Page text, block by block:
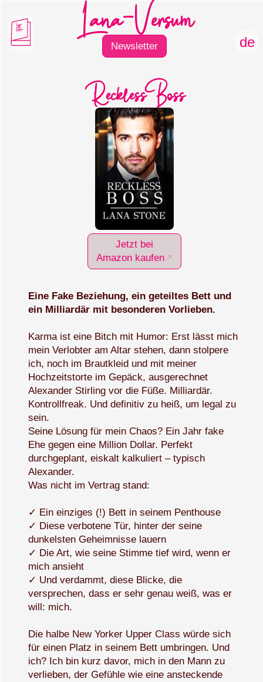
Newsletter
Reckless Boss
Jetzt bei
Amazon kaufen
Eine Fake Beziehung, ein geteiltes Bett und
ein Milliardär mit besonderen Vorlieben.
Karma ist eine Bitch mit Humor: Erst lässt mich
mein Verlobter am Altar stehen, dann stolpere
ich, noch im Brautkleid und mit meiner
Hochzeitstorte im Gepäck, ausgerechnet
Alexander Stirling vor die Füße. Milliardär.
Kontrollfreak. Und definitiv zu heiß, um legal zu
sein.
Seine Lösung für mein Chaos? Ein Jahr fake
Ehe gegen eine Million Dollar. Perfekt
durchgeplant, eiskalt kalkuliert – typisch
Alexander.
Was nicht im Vertrag stand:
✓ Ein einziges (!) Bett in seinem Penthouse
✓ Diese verbotene Tür, hinter der seine
dunkelsten Geheimnisse lauern
✓ Die Art, wie seine Stimme tief wird, wenn er
mich ansieht
✓ Und verdammt, diese Blicke, die
versprechen, dass er sehr genau weiß, was er
will: mich.
Die halbe New Yorker Upper Class würde sich
für einen Platz in seinem Bett umbringen. Und
ich? Ich bin kurz davor, mich in den Mann zu
verlieben, der Gefühle wie eine ansteckende
Liebe
&
Hiebe
de